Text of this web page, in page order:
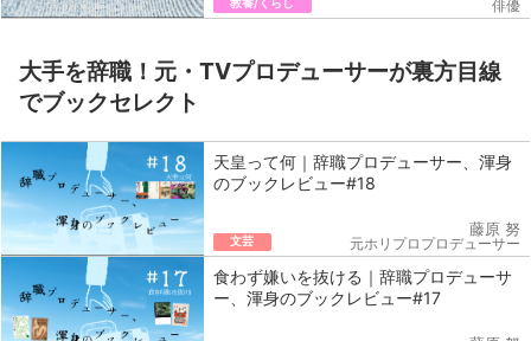
俳優
大手を辞職！元・TVプロデューサーが裏方目線
でブックセレクト
天皇って何｜辞職プロデューサー、渾身
のブックレビュー#18
文芸
藤原 努
元ホリプロプロデューサー
食わず嫌いを抜ける｜辞職プロデューサ
ー、渾身のブックレビュー#17